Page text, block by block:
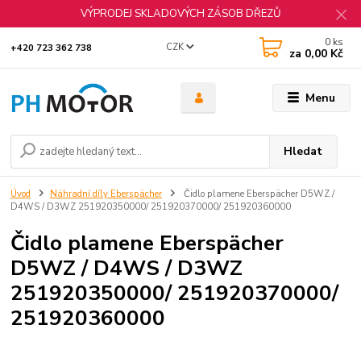
VÝPRODEJ SKLADOVÝCH ZÁSOB DŘEZŮ
Menu
CZK
Hledat
+420 723 362 738 0 ks
za 0,00 Kč
Úvod Náhradní díly Eberspächer
Čidlo plamene Eberspächer D5WZ /
D4WS / D3WZ 251920350000/ 251920370000/ 251920360000
Čidlo plamene Eberspächer
D5WZ / D4WS / D3WZ
251920350000/ 251920370000/
251920360000